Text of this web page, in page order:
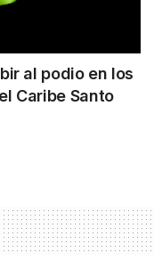
al podio en los
Caribe Santo